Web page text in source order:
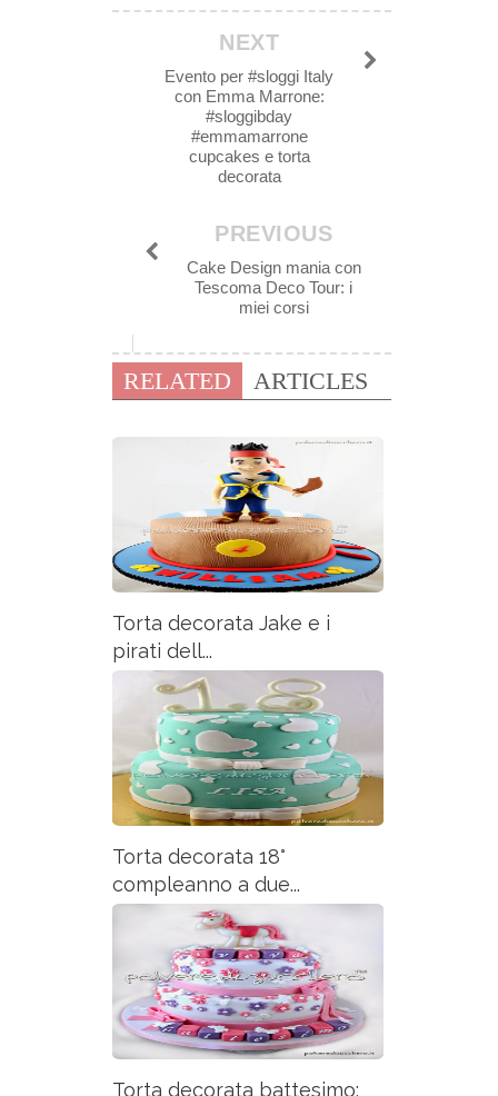
NEXT
Evento per #sloggi Italy
con Emma Marrone:
#sloggibday
#emmamarrone
cupcakes e torta
decorata
PREVIOUS
Cake Design mania con
Tescoma Deco Tour: i
miei corsi
RELATED ARTICLES
Torta decorata Jake e i
pirati dell...
Torta decorata 18°
compleanno a due...
Torta decorata battesimo: